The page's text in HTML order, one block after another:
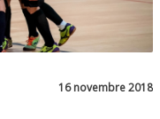
16 novembre 2018